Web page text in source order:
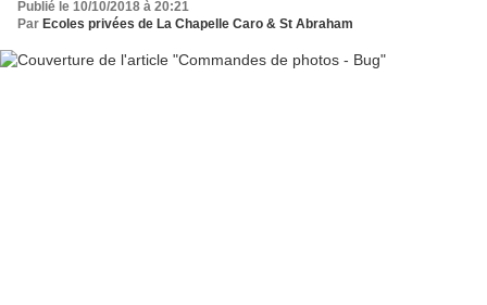
Publié le 10/10/2018 à 20:21
Par Ecoles privées de La Chapelle Caro & St Abraham